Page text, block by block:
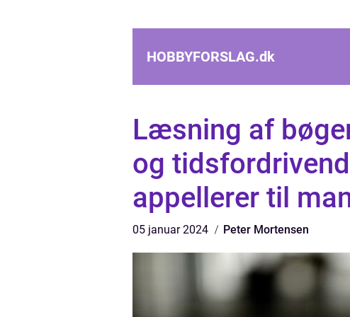
HOBBYFORSLAG.dk
Læsning af
og
appellerer til
05 januar 2024 Peter Mortensen